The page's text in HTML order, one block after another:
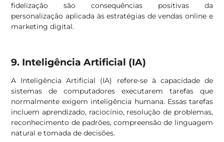
fidelização são consequências positivas da
personalização aplicada às estratégias de vendas online e
marketing digital.
9. Inteligência Artificial (IA)
A Inteligência Artificial (IA) refere-se à capacidade de
sistemas de computadores executarem tarefas que
normalmente exigem inteligência humana. Essas tarefas
incluem aprendizado, raciocínio, resolução de problemas,
reconhecimento de padrões, compreensão de linguagem
natural e tomada de decisões.